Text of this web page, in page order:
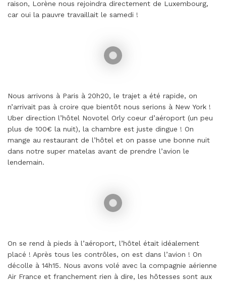
raison, Lorène nous rejoindra directement de Luxembourg,
car oui la pauvre travaillait le samedi !
Nous arrivons à Paris à 20h20, le trajet a été rapide, on
n’arrivait pas à croire que bientôt nous serions à New York !
Uber direction l’hôtel Novotel Orly coeur d’aéroport (un peu
plus de 100€ la nuit), la chambre est juste dingue ! On
mange au restaurant de l’hôtel et on passe une bonne nuit
dans notre super matelas avant de prendre l’avion le
lendemain.
On se rend à pieds à l’aéroport, l’hôtel était idéalement
placé ! Après tous les contrôles, on est dans l’avion ! On
décolle à 14h15. Nous avons volé avec la compagnie aérienne
Air France et franchement rien à dire, les hôtesses sont aux